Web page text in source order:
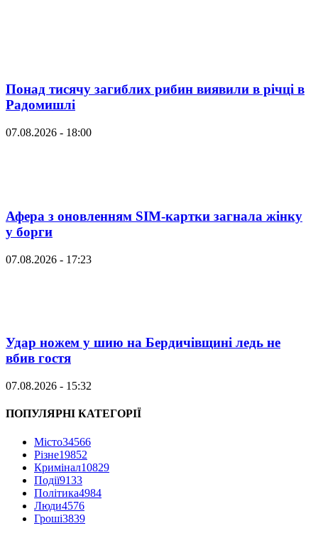
Понад тисячу загиблих рибин виявили в річці в
Радомишлі
07.08.2026 - 18:00
Афера з оновленням SIM-картки загнала жінку
у борги
07.08.2026 - 17:23
Удар ножем у шию на Бердичівщині ледь не
вбив гостя
07.08.2026 - 15:32
ПОПУЛЯРНІ КАТЕГОРІЇ
Місто34566
Різне19852
Кримінал10829
Події9133
Політика4984
Люди4576
Гроші3839